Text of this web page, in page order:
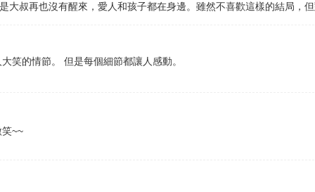
大叔再也沒有醒來，愛人和孩子都在身邊。雖然不喜歡這樣的結局，但
笑的情節。 但是每個細節都讓人感動。
~~